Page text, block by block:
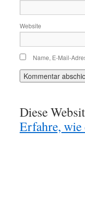
Website
Name, E-Mail-
Diese
Erfahre, wie